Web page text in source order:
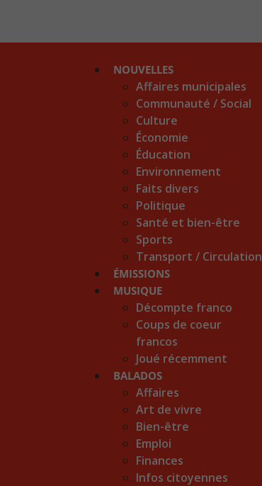
NOUVELLES
Affaires municipales
Communauté / Social
Culture
Économie
Éducation
Environnement
Faits divers
Politique
Santé et bien-être
Sports
Transport / Circulation
ÉMISSIONS
MUSIQUE
Décompte franco
Coups de coeur
francos
Joué récemment
BALADOS
Affaires
Art de vivre
Bien-être
Emploi
Finances
Infos citoyennes